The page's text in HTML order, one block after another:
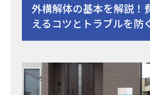
外構解体の基本を解説！
えるコツとトラブルを防